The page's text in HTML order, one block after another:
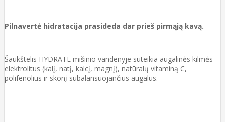
Pilnavertė hidratacija prasideda dar prieš pirmąją kavą.
Šaukštelis HYDRATE mišinio vandenyje suteikia augalinės kilmės
elektrolitus (kalį, natį, kalcį, magnį), natūralų vitaminą C,
polifenolius ir skonį subalansuojančius augalus.